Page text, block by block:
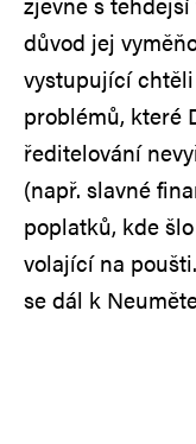
důvod jej
vystupující
problémů, které
ředitelování
(např. slavné
poplatků, kde
volající na
se dál k